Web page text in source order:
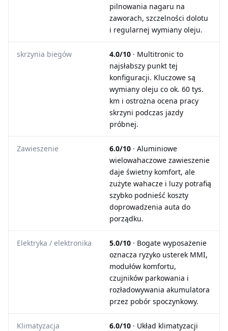
pilnowania nagaru na
zaworach, szczelności dolotu
i regularnej wymiany oleju.
skrzynia biegów 4.0/10 · Multitronic to
najsłabszy punkt tej
konfiguracji. Kluczowe są
wymiany oleju co ok. 60 tys.
km i ostrożna ocena pracy
skrzyni podczas jazdy
próbnej.
Zawieszenie 6.0/10 · Aluminiowe
wielowahaczowe zawieszenie
daje świetny komfort, ale
zużyte wahacze i luzy potrafią
szybko podnieść koszty
doprowadzenia auta do
porządku.
Elektryka / elektronika 5.0/10 · Bogate wyposażenie
oznacza ryzyko usterek MMI,
modułów komfortu,
czujników parkowania i
rozładowywania akumulatora
przez pobór spoczynkowy.
Klimatyzacja 6.0/10 · Układ klimatyzacji